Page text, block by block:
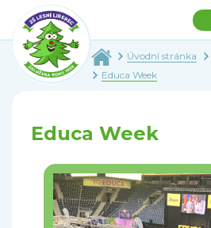
Úvodní stránka
Educa Week
Educa Week